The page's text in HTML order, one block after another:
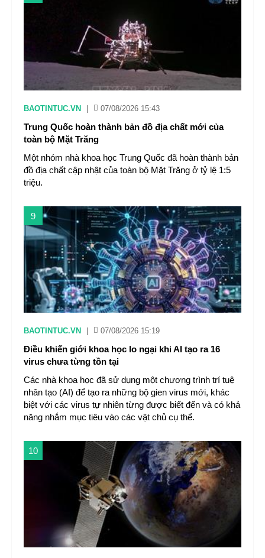
BAOTINTUC.VN 07/08/2026 15:43
Trung Quốc hoàn thành bản đồ địa chất mới của
toàn bộ Mặt Trăng
Một nhóm nhà khoa học Trung Quốc đã hoàn thành bản
đồ địa chất cập nhật của toàn bộ Mặt Trăng ở tỷ lệ 1:5
triệu.
9
BAOTINTUC.VN 07/08/2026 15:19
Điều khiến giới khoa học lo ngại khi AI tạo ra 16
virus chưa từng tồn tại
Các nhà khoa học đã sử dụng một chương trình trí tuệ
nhân tạo (AI) để tạo ra những bộ gien virus mới, khác
biệt với các virus tự nhiên từng được biết đến và có khả
năng nhắm mục tiêu vào các vật chủ cụ thể.
10